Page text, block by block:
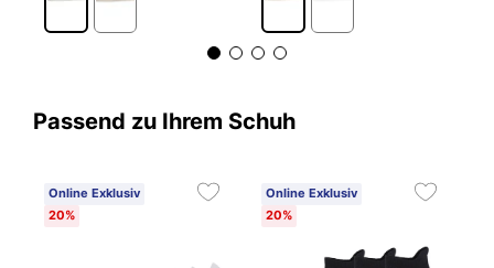
Passend zu Ihrem Schuh
Online Exklusiv
20%
Online Exklusiv
20%